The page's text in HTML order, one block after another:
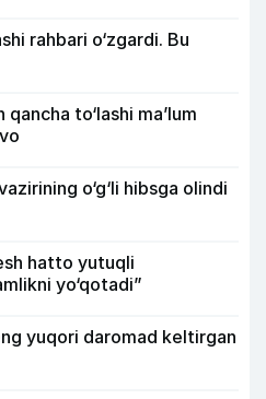
rahbari o‘zgardi. Bu
to‘lashi ma’lum
o‘g‘li hibsga olindi
hatto yutuqli
yo‘qotadi”
yuqori daromad keltirgan